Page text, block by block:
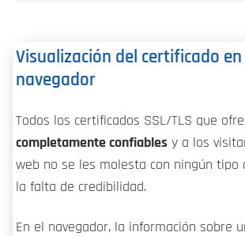
Visualización del certificado en
navegador
Todos los certificados SSL/TLS que
completamente confiables y a los
web no se les molesta con ningún tipo
la falta de credibilidad.
En el navegador, la información sobre